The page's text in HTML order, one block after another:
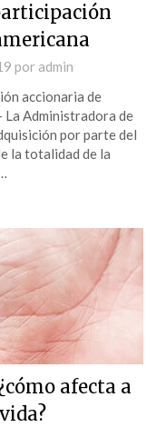
por admin
accionaria de
La Administradora de
por parte del
la totalidad de la
afecta a